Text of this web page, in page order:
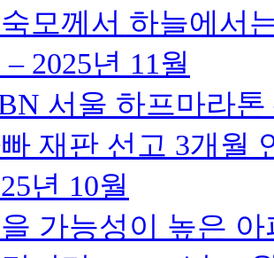
모께서 하늘에서
– 2025년 11월
서울 하프마라톤
재판 선고 3개월
년 10월
가능성이 높은